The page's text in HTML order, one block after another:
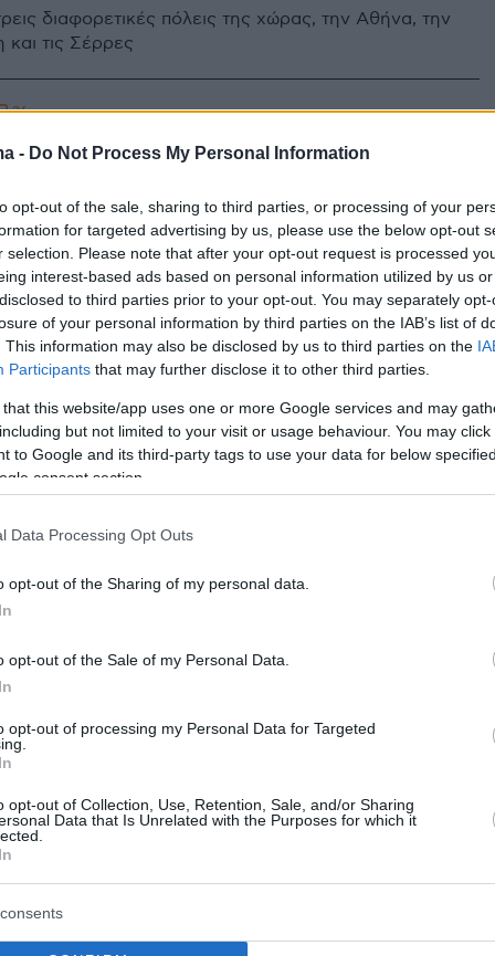
- Do Not Process My Personal Information
opt-out of the sale, sharing to third parties, or processing of your
for targeted advertising by us, please use the below opt-out
selection. Please note that after your opt-out request is processed
interest-based ads based on personal information utilized by us
to third parties prior to your opt-out. You may separately
of your personal information by third parties on the IAB’s list of
This information may also be disclosed by us to third parties on the
Participants that may further disclose it to other third parties.
that this website/app uses one or more Google services and may
but not limited to your visit or usage behaviour. You may
to Google and its third-party tags to use your data for below
consent section.
Data Processing Opt Outs
opt-out of the Sharing of my personal data.
opt-out of the Sale of my Personal Data.
opt-out of processing my Personal Data for Targeted
opt-out of Collection, Use, Retention, Sale, and/or Sharing
Data that Is Unrelated with the Purposes for which it
διαφορετικές πόλεις της χώρας, την Αθήνα, την
τις Σέρρες
βίντεο κλιπ που δείχνει
σε καθεδρικό ναό του
προκάλεσε το μουσικό βίντεο του «Άθεου» -
παραιτήθηκε και η Αρχιεπισκοπή του Τολέδου ζήτησε
το ποίμνιο
26
Σταύρος Σβήγκος δηλώνει
«Ο γάμος σε εκκλησία είναι
κοροϊδία»
το παιδί του, καθώς η σύζυγός του πιστεύει στον
68
υπουργός Παιδείας: Οι
είναι... υπαρξιακά ζόμπι!
9
από τη ζωή όσοι
1